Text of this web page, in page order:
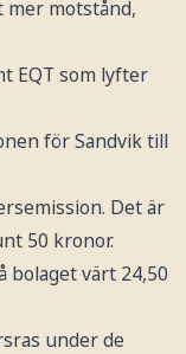
mer motstånd,
EQT som lyfter
för Sandvik till
Det är
50 kronor.
bolaget värt 24,50
under de